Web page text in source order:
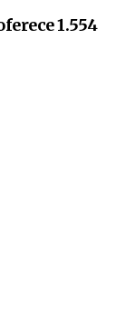
1.554